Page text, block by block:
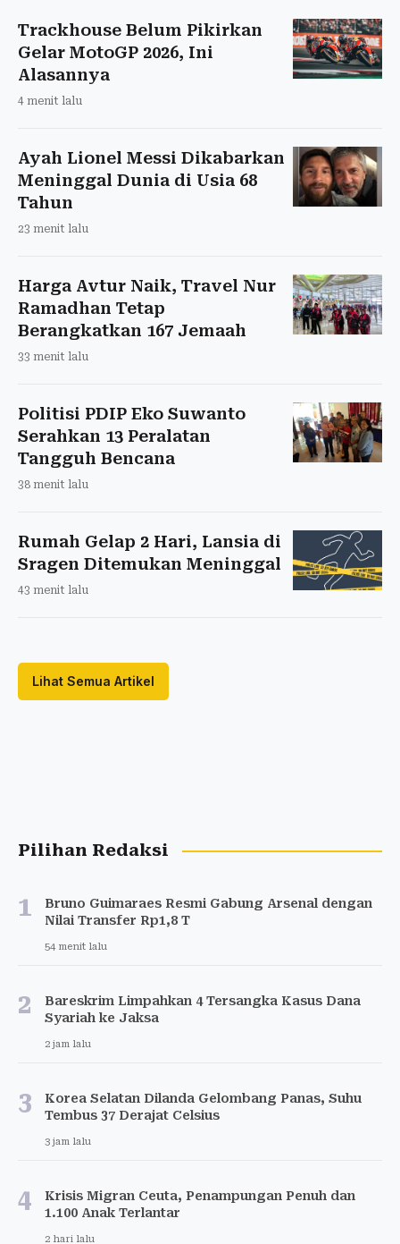
Trackhouse Belum Pikirkan
Gelar MotoGP 2026, Ini
Alasannya
4 menit lalu
Ayah Lionel Messi Dikabarkan
Meninggal Dunia di Usia 68
Tahun
23 menit lalu
Harga Avtur Naik, Travel Nur
Ramadhan Tetap
Berangkatkan 167 Jemaah
33 menit lalu
Politisi PDIP Eko Suwanto
Serahkan 13 Peralatan
Tangguh Bencana
38 menit lalu
Rumah Gelap 2 Hari, Lansia di
Sragen Ditemukan Meninggal
43 menit lalu
Lihat Semua Artikel
Pilihan Redaksi
1
Bruno Guimaraes Resmi Gabung Arsenal dengan
Nilai Transfer Rp1,8 T
54 menit lalu
2
Bareskrim Limpahkan 4 Tersangka Kasus Dana
Syariah ke Jaksa
2 jam lalu
3
Korea Selatan Dilanda Gelombang Panas, Suhu
Tembus 37 Derajat Celsius
3 jam lalu
4
Krisis Migran Ceuta, Penampungan Penuh dan
1.100 Anak Terlantar
2 hari lalu